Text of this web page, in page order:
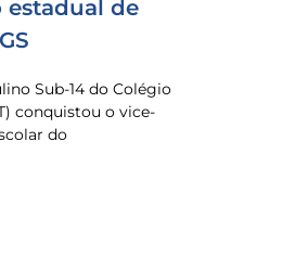
estadual de
Sub-14 do Colégio
conquistou o vice-
do